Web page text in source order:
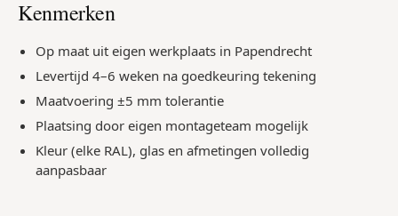
Kenmerken
Op maat uit eigen werkplaats in Papendrecht
Levertijd 4–6 weken na goedkeuring tekening
Maatvoering ±5 mm tolerantie
Plaatsing door eigen montageteam mogelijk
Kleur (elke RAL), glas en afmetingen volledig
aanpasbaar